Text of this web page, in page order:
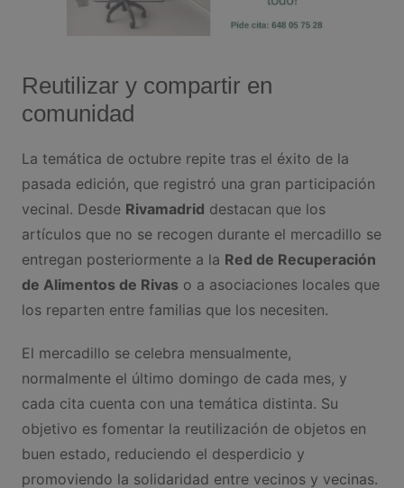
Reutilizar y compartir en
comunidad
La temática de octubre repite tras el éxito de la
pasada edición, que registró una gran participación
vecinal. Desde Rivamadrid destacan que los
artículos que no se recogen durante el mercadillo se
entregan posteriormente a la Red de Recuperación
de Alimentos de Rivaso a asociaciones locales que
los reparten entre familias que los necesiten.
El mercadillo se celebra mensualmente,
normalmente el último domingo de cada mes, y
cada cita cuenta con una temática distinta. Su
objetivo es fomentar la reutilización de objetos en
buen estado, reduciendo el desperdicio y
promoviendo la solidaridad entre vecinos y vecinas.